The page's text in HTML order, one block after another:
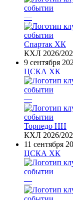
—
Спартак ХК
КХЛ 2026/
9 сентября
ЦСКА ХК
—
Торпедо НН
КХЛ 2026/
11 сентября
ЦСКА ХК
—